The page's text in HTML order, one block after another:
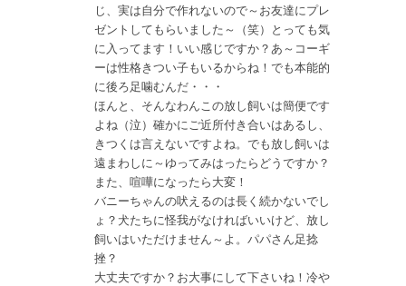
じ、実は自分で作れないので～お友達にプレ
ゼントしてもらいました～（笑）とっても気
に入ってます！いい感じですか？あ～コーギ
ーは性格きつい子もいるからね！でも本能的
に後ろ足噛むんだ・・・
ほんと、そんなわんこの放し飼いは簡便です
よね（泣）確かにご近所付き合いはあるし、
きつくは言えないですよね。でも放し飼いは
遠まわしに～ゆってみはったらどうですか？
また、喧嘩になったら大変！
バニーちゃんの吠えるのは長く続かないでし
ょ？犬たちに怪我がなければいいけど、放し
飼いはいただけません～よ。パパさん足捻
挫？
大丈夫ですか？お大事にして下さいね！冷や